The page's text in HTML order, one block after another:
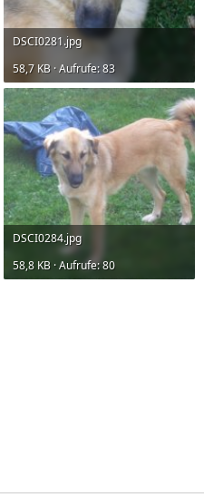
DSCI0281.jpg
58,7 KB · Aufrufe: 83
DSCI0284.jpg
58,8 KB · Aufrufe: 80